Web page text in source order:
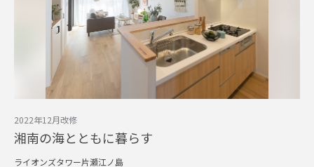
2022年12月改修
湘南の海とともに暮らす
ライオンズタワー片瀬江ノ島